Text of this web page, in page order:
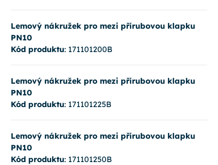
Lemový nákružek pro mezi přírubovou klapku
PN10
Kód produktu: 171101200B
Lemový nákružek pro mezi přírubovou klapku
PN10
Kód produktu: 171101225B
Lemový nákružek pro mezi přírubovou klapku
PN10
Kód produktu: 171101250B